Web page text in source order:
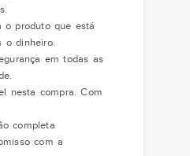
o produto que está
o dinheiro.
em todas as
nesta compra. Com
completa
com a